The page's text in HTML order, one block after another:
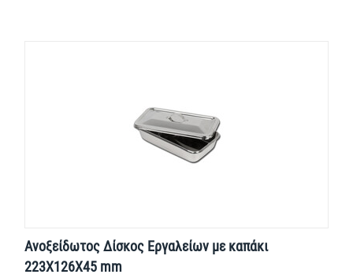
Ανοξείδωτος Δίσκος Εργαλείων με καπάκι
223X126X45 mm